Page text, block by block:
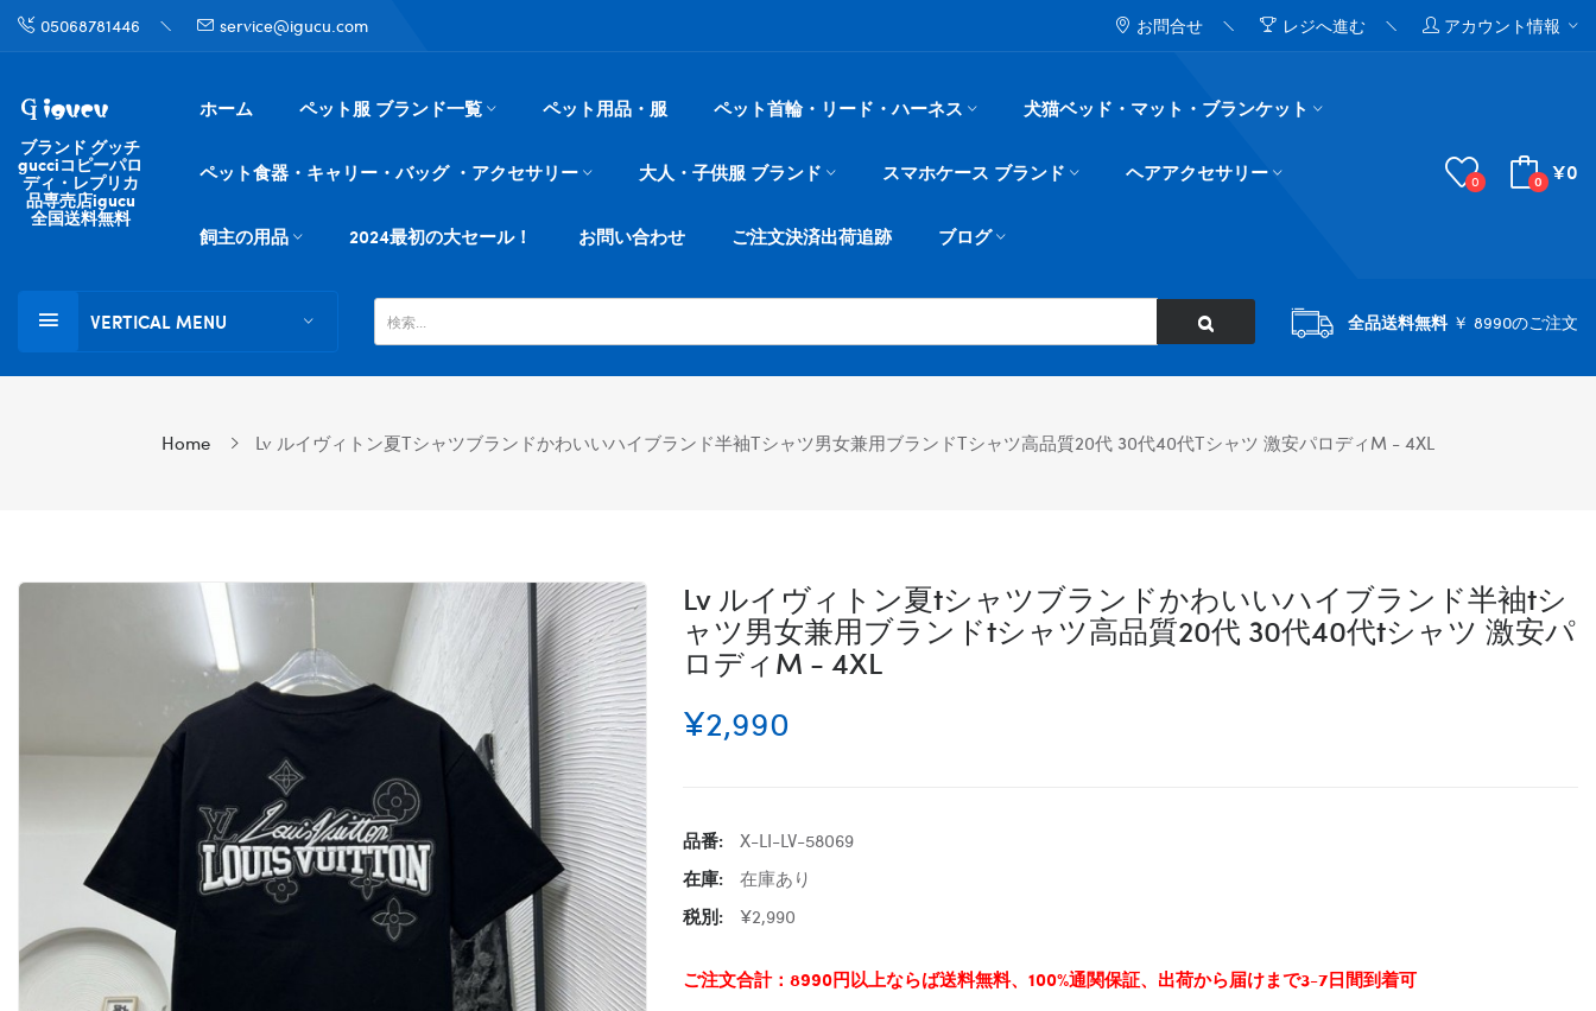
05068781446 service@igucu.com お問合せ レジへ進む アカウント情報
ブランド グッチ
gucciコピーパロ
ディ・レプリカ
品専売店igucu
全国送料無料
ホーム ペット服 ブランド一覧 ペット用品・服 ペット首輪・リード・ハーネス 犬猫ベッド・マット・ブランケット
ペット食器・キャリー・バッグ ・アクセサリー 大人・子供服 ブランド スマホケース ブランド ヘアアクセサリー
飼主の用品 2024最初の大セール！ お問い合わせ ご注文決済出荷追跡 ブログ
0 0 ¥0
VERTICAL MENU 全品送料無料￥ 8990のご注文
Home Lv ルイヴィトン夏tシャツブランドかわいいハイブランド半袖tシャツ男女兼用ブランドtシャツ高品質20代 30代40代tシャツ 激安パロディM - 4XL
Lv ルイヴィトン夏tシャツブランドかわいいハイブランド半袖tシ
ャツ男女兼用ブランドtシャツ高品質20代 30代40代tシャツ 激安パ
ロディM - 4XL
¥2,990
品番:
X-LI-LV-58069
在庫:
在庫あり
税別:
¥2,990
ご注文合計：8990円以上ならば送料無料、100%通関保証、出荷から届けまで3-7日間到着可